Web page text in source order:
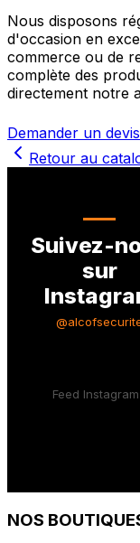
Nous disposons
d'occasion en
commerce ou de
complète des
directement notre
Demander un devis
Retour au
Suivez-
sur
Feed
NOS